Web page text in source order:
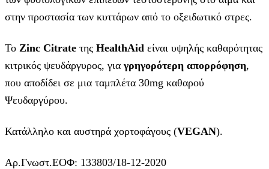
στην προστασία των κυττάρων από το οξειδωτικό στρες.
Το Zinc Citrate της HealthAid είναι υψηλής καθαρότητας
κιτρικός ψευδάργυρος, για γρηγορότερη απορρόφηση,
που αποδίδει σε μια ταμπλέτα 30mg καθαρού
Ψευδαργύρου.
Κατάλληλο και αυστηρά χορτοφάγους (VEGAN).
Αρ.Γνωστ.ΕΟΦ: 133803/18-12-2020